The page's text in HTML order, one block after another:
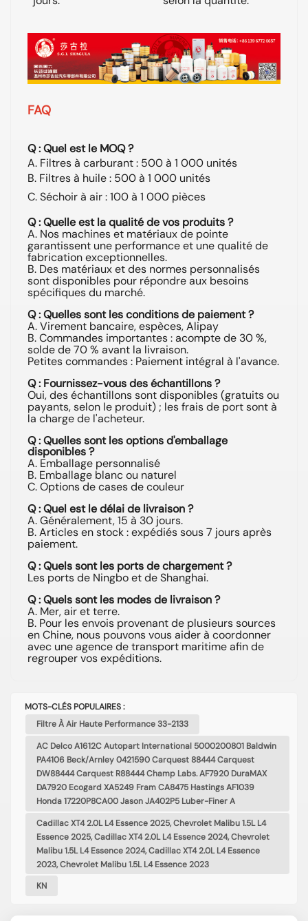
FAQ
Q : Quel est le MOQ ?
A. Filtres à carburant : 500 à 1 000 unités
B. Filtres à huile : 500 à 1 000 unités
C. Séchoir à air : 100 à 1 000 pièces
Q : Quelle est la qualité de vos produits ?
A. Nos machines et matériaux de pointe
garantissent une performance et une qualité de
fabrication exceptionnelles.
B. Des matériaux et des normes personnalisés
sont disponibles pour répondre aux besoins
spécifiques du marché.
Q : Quelles sont les conditions de paiement ?
A. Virement bancaire, espèces, Alipay
B. Commandes importantes : acompte de 30 %,
solde de 70 % avant la livraison.
Petites commandes : Paiement intégral à l'avance.
Q : Fournissez-vous des échantillons ?
Oui, des échantillons sont disponibles (gratuits ou
payants, selon le produit) ; les frais de port sont à
la charge de l'acheteur.
Q : Quelles sont les options d'emballage
disponibles ?
A. Emballage personnalisé
B. Emballage blanc ou naturel
C. Options de cases de couleur
Q : Quel est le délai de livraison ?
A. Généralement, 15 à 30 jours.
B. Articles en stock : expédiés sous 7 jours après
paiement.
Q : Quels sont les ports de chargement ?
Les ports de Ningbo et de Shanghai.
Q : Quels sont les modes de livraison ?
A. Mer, air et terre.
B. Pour les envois provenant de plusieurs sources
en Chine, nous pouvons vous aider à coordonner
avec une agence de transport maritime afin de
regrouper vos expéditions.
MOTS-CLÉS POPULAIRES :
Filtre À Air Haute Performance 33-2133
AC Delco A1612C Autopart International 5000200801 Baldwin
PA4106 Beck/Arnley 0421590 Carquest 88444 Carquest
DW88444 Carquest R88444 Champ Labs. AF7920 DuraMAX
DA7920 Ecogard XA5249 Fram CA8475 Hastings AF1039
Honda 17220P8CA00 Jason JA402P5 Luber-Finer A
Cadillac XT4 2.0L L4 Essence 2025, Chevrolet Malibu 1.5L L4
Essence 2025, Cadillac XT4 2.0L L4 Essence 2024, Chevrolet
Malibu 1.5L L4 Essence 2024, Cadillac XT4 2.0L L4 Essence
2023, Chevrolet Malibu 1.5L L4 Essence 2023
KN